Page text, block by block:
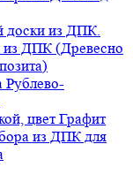
доски из ДПК.
из ДПК (Древесно
Рублево-
цвет Графит
из ДПК для